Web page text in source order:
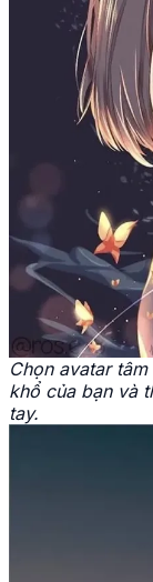
Chọn avatar
khổ của bạn và
tay.